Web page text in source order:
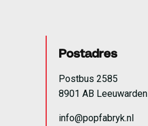
Postadres
Postbus 2585
8901 AB Leeuwarden
info@popfabryk.nl